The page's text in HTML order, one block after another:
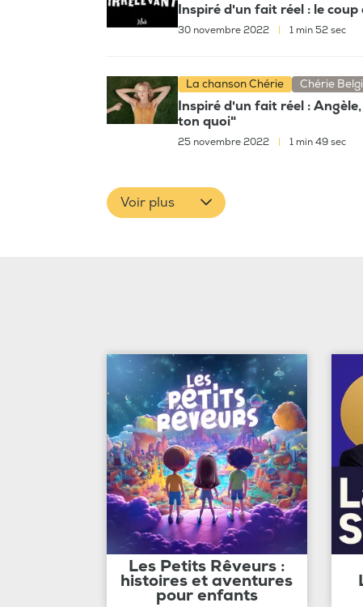
Inspiré d'un fait réel : le
30 novembre 2022 1 min 52 sec
La chanson Chérie Chérie
Inspiré d'un fait réel :
ton quoi"
25 novembre 2022 | 1 min 49 sec
Voir plus
Les Petits Rêveurs :
histoires et aventures
pour enfants